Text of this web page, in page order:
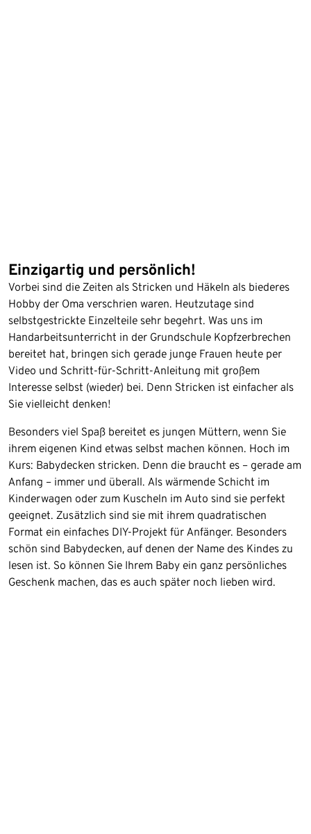
Einzigartig und persönlich!
Vorbei sind die Zeiten als Stricken und Häkeln als biederes
Hobby der Oma verschrien waren. Heutzutage sind
selbstgestrickte Einzelteile sehr begehrt. Was uns im
Handarbeitsunterricht in der Grundschule Kopfzerbrechen
bereitet hat, bringen sich gerade junge Frauen heute per
Video und Schritt-für-Schritt-Anleitung mit großem
Interesse selbst (wieder) bei. Denn Stricken ist einfacher als
Sie vielleicht denken!
Besonders viel Spaß bereitet es jungen Müttern, wenn Sie
ihrem eigenen Kind etwas selbst machen können. Hoch im
Kurs: Babydecken stricken. Denn die braucht es – gerade am
Anfang – immer und überall. Als wärmende Schicht im
Kinderwagen oder zum Kuscheln im Auto sind sie perfekt
geeignet. Zusätzlich sind sie mit ihrem quadratischen
Format ein einfaches DIY-Projekt für Anfänger. Besonders
schön sind Babydecken, auf denen der Name des Kindes zu
lesen ist. So können Sie Ihrem Baby ein ganz persönliches
Geschenk machen, das es auch später noch lieben wird.